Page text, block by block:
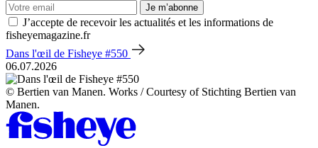
Je m’abonne
J’accepte de recevoir les actualités et les informations de
fisheyemagazine.fr
Dans l'œil de Fisheye #550
06.07.2026
© Bertien van Manen. Works / Courtesy of Stichting Bertien van
Manen.